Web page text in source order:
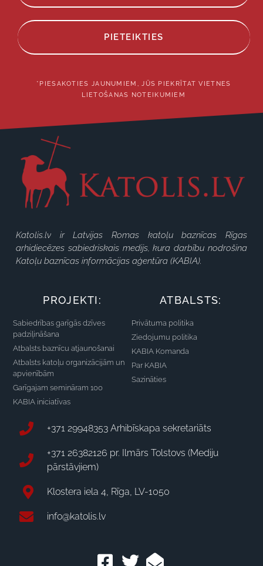
PIETEIKTIES
*PIESAKOTIES JAUNUMIEM, JŪS PIEKRĪTAT VIETNES
LIETOŠANAS NOTEIKUMIEM
Katolis.lv ir Latvijas Romas katoļu baznīcas Rīgas
arhidiecēzes sabiedriskais medijs, kura darbību nodrošina
Katoļu baznīcas informācijas aģentūra (KABIA).
PROJEKTI:
Sabiedrības garīgās dzīves
padziļināšana
Atbalsts baznīcu atjaunošanai
Atbalsts katoļu organizācijām un
apvienībām
Garīgajam semināram 100
KABIA iniciatīvas
ATBALSTS:
Privātuma politika
Ziedojumu politika
KABIA Komanda
Par KABIA
Sazināties
+371 29948353 Arhibīskapa sekretariāts
+371 26382126 pr. Ilmārs Tolstovs (Mediju
pārstāvjiem)
Klostera iela 4, Rīga, LV-1050
info@katolis.lv